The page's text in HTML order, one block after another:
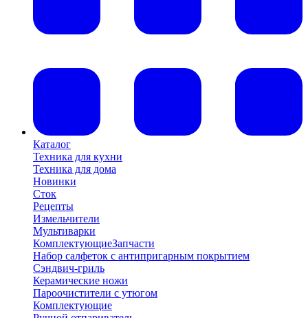
Каталог
Техника для кухни
Техника для дома
Новинки
Сток
Рецепты
Измельчители
Мультиварки
КомплектующиеЗапчасти
Набор салфеток с антипригарным покрытием
Сэндвич-гриль
Керамические ножи
Пароочистители с утюгом
Комплектующие